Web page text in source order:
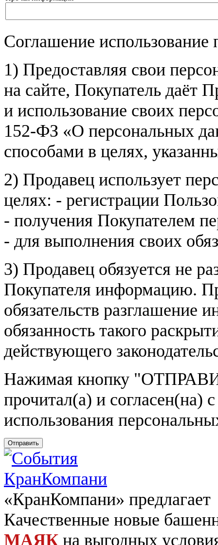
Соглашение
1) Предоставляя свои
на сайте, Покупатель даёт
и использование своих
152-ФЗ «О персональных
способами в целях,
2) Продавец использует
целях: - регистрации
- получения Покупателем
- для выполнения своих
3) Продавец обязуется не
Покупателя информацию.
обязательств разглашение
обязанность такого
действующего
Нажимая кнопку
прочитал(а) и согласен(на)
использования
Отправить
«КранКомпани» предлагает
Качественные новые
МАЯК на выгодных